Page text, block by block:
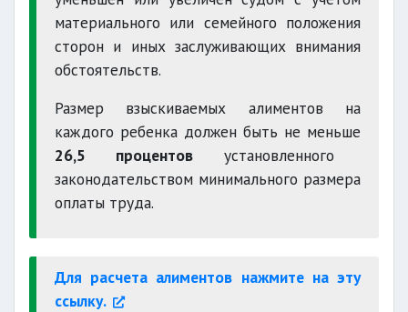
материального или семейного положения
сторон и иных заслуживающих внимания
обстоятельств.
Размер взыскиваемых алиментов на
каждого ребенка должен быть не меньше
26,5 процентов установленного
законодательством минимального размера
оплаты труда.
Для расчета алиментов нажмите на эту
ссылку.